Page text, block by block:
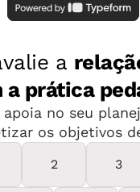
entre
de sentido
dá em um
se
professor, mas